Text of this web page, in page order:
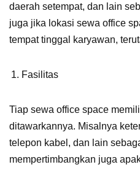
daerah setempat, dan lain
juga jika lokasi sewa office
tempat tinggal karyawan,
Fasilitas
Tiap sewa office space
ditawarkannya. Misalnya
telepon kabel, dan lain
mempertimbangkan juga